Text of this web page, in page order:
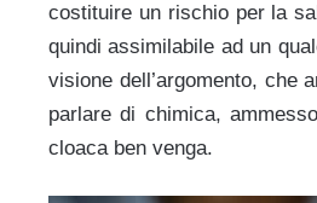
costituire un rischio per la
quindi assimilabile ad un
visione dell’argomento, che
parlare di chimica,
cloaca ben venga.